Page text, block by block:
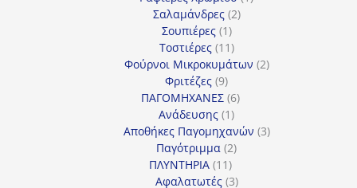
Σαλαμάνδρες 22
Σουπιέρες 11
προϊόν
Τοστιέρες 1111
προϊόντα
Φούρνοι Μικροκυμάτων 22
Φριτέζες 99
προϊόντα
ΠΑΓΟΜΗΧΑΝΕΣ 66
Ανάδευσης 11
προϊόν
Αποθήκες Παγομηχανών 33
Παγότριμμα 22
ΠΛΥΝΤΗΡΙΑ 1111
προϊόντα
Αφαλατωτές 33